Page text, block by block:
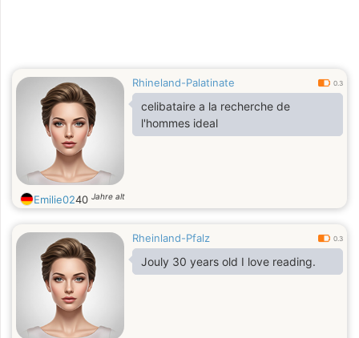
Rhineland-Palatinate 0.3
celibataire a la recherche de
l'hommes ideal
Emilie0240 Jahre alt
Rheinland-Pfalz 0.3
Jouly 30 years old I love reading.